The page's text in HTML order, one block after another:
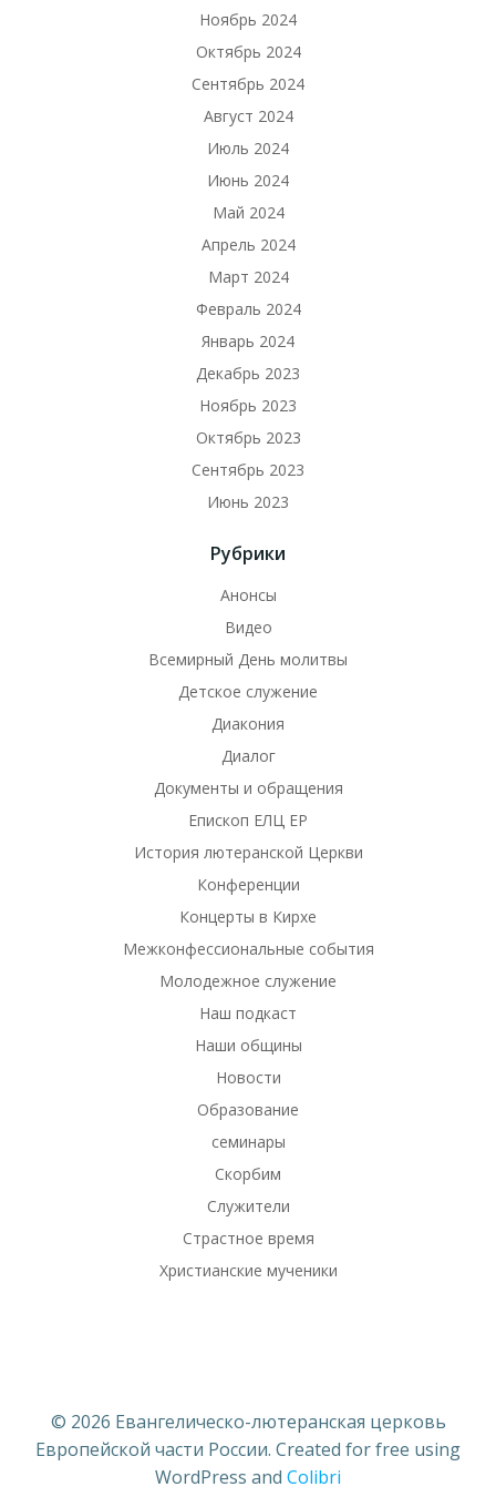
Ноябрь 2024
Октябрь 2024
Сентябрь 2024
Август 2024
Июль 2024
Июнь 2024
Май 2024
Апрель 2024
Март 2024
Февраль 2024
Январь 2024
Декабрь 2023
Ноябрь 2023
Октябрь 2023
Сентябрь 2023
Июнь 2023
Рубрики
Анонсы
Видео
Всемирный День молитвы
Детское служение
Диакония
Диалог
Документы и обращения
Епископ ЕЛЦ ЕР
История лютеранской Церкви
Конференции
Концерты в Кирхе
Межконфессиональные события
Молодежное служение
Наш подкаст
Наши общины
Новости
Образование
семинары
Скорбим
Служители
Страстное время
Христианские мученики
© 2026 Евангелическо-лютеранская церковь
Европейской части России. Created for free using
WordPress and Colibri